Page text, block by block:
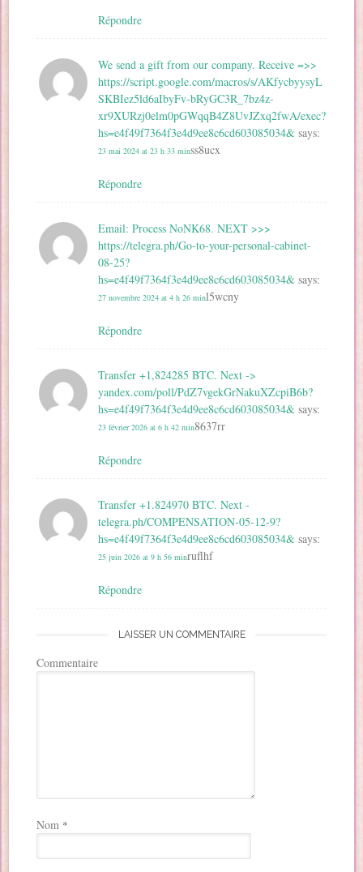
Répondre
We send a gift from our company. Receive =>>
https://script.google.com/macros/s/AKfycbyysyL
SKBIez5ld6aIbyFv-bRyGC3R_7bz4z-
xr9XURzj0elm0pGWqqB4Z8UvJZxq2fwA/exec?
hs=e4f49f7364f3e4d9ee8c6cd603085034& says:
23 mai 2024 at 23 h 33 minss8ucx
Répondre
Email: Process NoNK68. NEXT >>>
https://telegra.ph/Go-to-your-personal-cabinet-
08-25?
hs=e4f49f7364f3e4d9ee8c6cd603085034& says:
27 novembre 2024 at 4 h 26 minl5wcny
Répondre
Transfer +1,824285 BTC. Next ->
yandex.com/poll/PdZ7vgekGrNakuXZcpiB6b?
hs=e4f49f7364f3e4d9ee8c6cd603085034& says:
23 février 2026 at 6 h 42 min8637rr
Répondre
Transfer +1.824970 BTC. Next -
telegra.ph/COMPENSATION-05-12-9?
hs=e4f49f7364f3e4d9ee8c6cd603085034& says:
25 juin 2026 at 9 h 56 minruflhf
Répondre
LAISSER UN COMMENTAIRE
Commentaire
Nom *